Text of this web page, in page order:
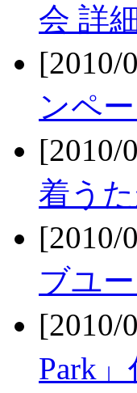
会 詳
ンペ
着う
ブユ
Park